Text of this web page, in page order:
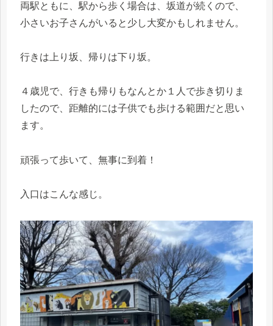
両駅ともに、駅から歩く場合は、坂道が続くので、
小さいお子さんがいると少し大変かもしれません。
行きは上り坂、帰りは下り坂。
４歳児で、行きも帰りもなんとか１人で歩き切りま
したので、距離的には子供でも歩ける範囲だと思い
ます。
頑張って歩いて、無事に到着！
入口はこんな感じ。